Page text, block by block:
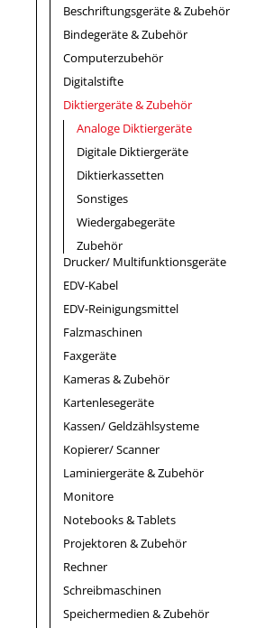
Beschriftungsgeräte & Zubehör
Bindegeräte & Zubehör
Computerzubehör
Digitalstifte
Diktiergeräte & Zubehör
Analoge Diktiergeräte
Digitale Diktiergeräte
Diktierkassetten
Sonstiges
Wiedergabegeräte
Zubehör
Drucker/ Multifunktionsgeräte
EDV-Kabel
EDV-Reinigungsmittel
Falzmaschinen
Faxgeräte
Kameras & Zubehör
Kartenlesegeräte
Kassen/ Geldzählsysteme
Kopierer/ Scanner
Laminiergeräte & Zubehör
Monitore
Notebooks & Tablets
Projektoren & Zubehör
Rechner
Schreibmaschinen
Speichermedien & Zubehör